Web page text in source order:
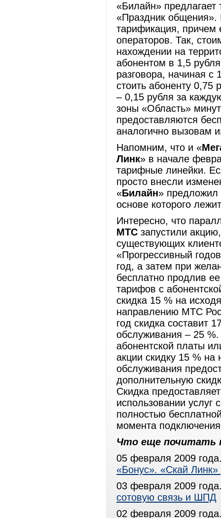
«Билайн»
«Праздник общения».
тарификация, причем
операторов. Так,
нахождении на
абонентом в 1,5
разговора, начиная с
стоить абоненту 0,75
– 0,15 рубля за
зоны «Область»
предоставляются
аналогично вызовам
Напомним, что и «
Линк» в начале
тарифные линейки.
просто внесли
«Билайн» предложил
основе которого
Интересно, что
МТС запустили
существующих
«Прогрессивный
год, а затем при
бесплатно продлив
тарифов с
скидка 15 % на
направлению МТС
год скидка составит
обслуживания – 25
абонентской платы
акции скидку 15 %
обслуживания
дополнительную
Скидка
использовании услуг
полностью
момента
Что еще почитать
05 февраля 2009
«Бонус». «Скай
03 февраля 2009
сотовую связь и ШПД
02 февраля 2009